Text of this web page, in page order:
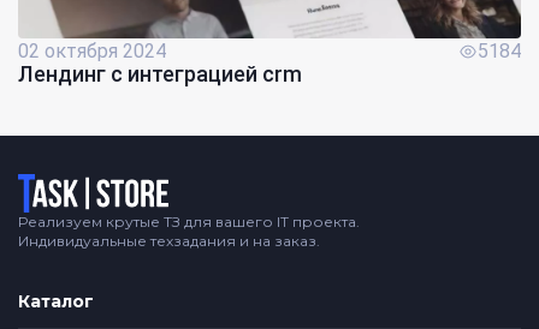
02 октября 2024 5184
Лендинг с интеграцией crm
Логотип
Реализуем крутые ТЗ для вашего IT проекта.
Индивидуальные техзадания и на заказ.
Каталог